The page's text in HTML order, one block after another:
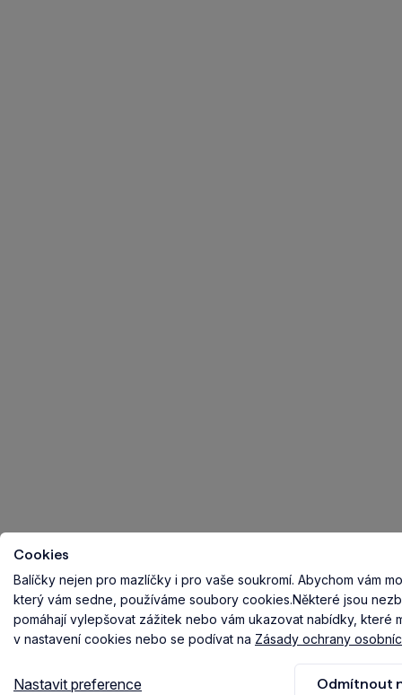
Cookies
Balíčky nejen pro mazlíčky i pro vaše soukromí. Abychom vám
který vám sedne, používáme soubory cookies.Některé jsou
pomáhají vylepšovat zážitek nebo vám ukazovat nabídky, které
v nastavení cookies nebo se podívat na Zásady ochrany
Nastavit preference Odmítnout